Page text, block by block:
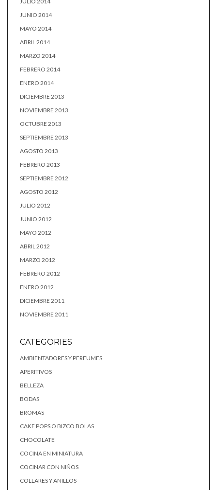
JUNIO 2014
MAYO 2014
ABRIL 2014
MARZO 2014
FEBRERO 2014
ENERO 2014
DICIEMBRE 2013
NOVIEMBRE 2013
OCTUBRE 2013
SEPTIEMBRE 2013
AGOSTO 2013
FEBRERO 2013
SEPTIEMBRE 2012
AGOSTO 2012
JULIO 2012
JUNIO 2012
MAYO 2012
ABRIL 2012
MARZO 2012
FEBRERO 2012
ENERO 2012
DICIEMBRE 2011
NOVIEMBRE 2011
CATEGORIES
AMBIENTADORES Y PERFUMES
APERITIVOS
BELLEZA
BODAS
BROMAS
CAKE POPS O BIZCO BOLAS
CHOCOLATE
COCINA EN MINIATURA
COCINAR CON NIÑOS
COLLARES Y ANILLOS